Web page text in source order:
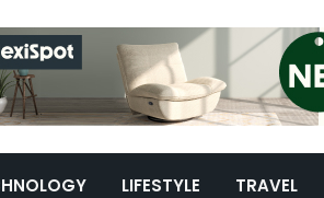
LIFESTYLE TRAVEL